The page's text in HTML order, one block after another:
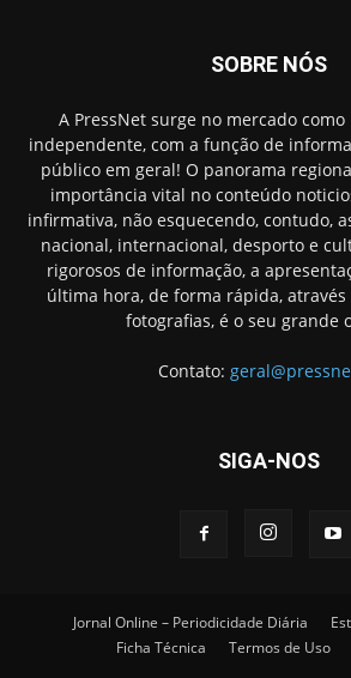
SOBRE NÓS
A PressNet surge no mercado
independente, com a função de
público em geral! O panorama
importância vital no conteúdo
infirmativa, não esquecendo, contudo,
nacional, internacional, desporto e
rigorosos de informação, a
última hora, de forma rápida, através
fotografias, é o seu grande
Contato:
SIGA-NOS
Jornal Online – Periodicidade Diária
Ficha Técnica
Termos de Uso